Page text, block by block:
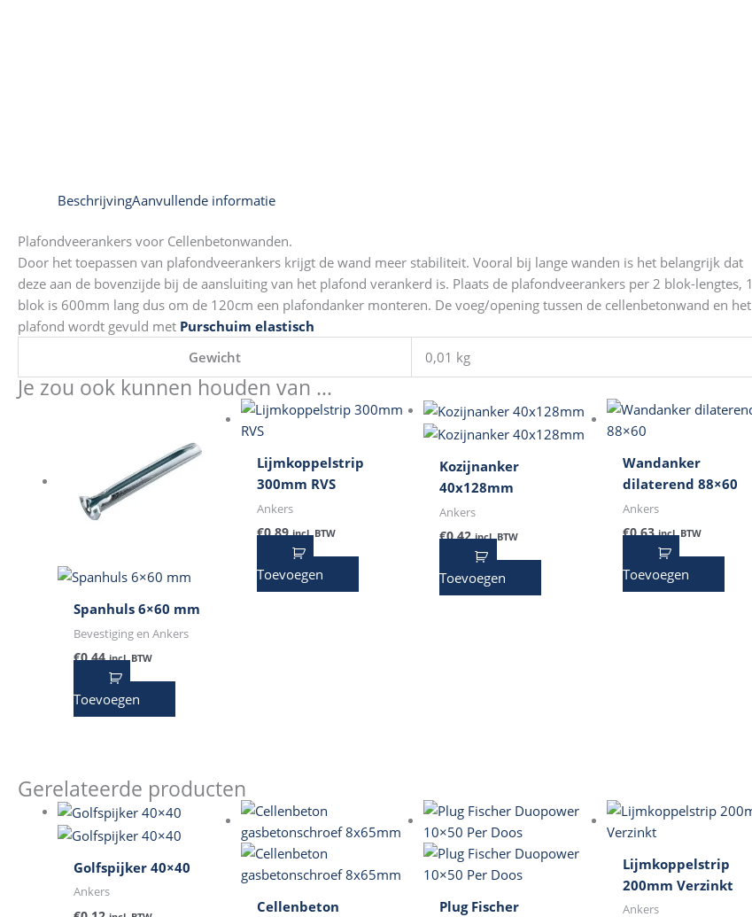
BeschrijvingAanvullende informatie
Plafondveerankers voor Cellenbetonwanden.
Door het toepassen van plafondveerankers krijgt de wand meer stabiliteit. Vooral bij lange wanden is het belangrijk dat
deze aan de bovenzijde bij de aansluiting van het plafond verankerd is. Plaats de plafondveerankers per 2 blok-lengtes, 1
blok is 600mm lang dus om de 120cm een plafondanker monteren. De voeg/opening tussen de cellenbetonwand en het
plafond wordt gevuld met Purschuim elastisch
Gewicht
0,01 kg
Je zou ook kunnen houden van …
Spanhuls 6×60 mm
Bevestiging en Ankers
€0,44 incl. BTW
Toevoegen
Lijmkoppelstrip
300mm RVS
Ankers
€0,89 incl. BTW
Toevoegen
Kozijnanker
40x128mm
Ankers
€0,42 incl. BTW
Toevoegen
Wandanker
dilaterend 88×60
Ankers
€0,63 incl. BTW
Toevoegen
Gerelateerde producten
Golfspijker 40×40
Ankers
Cellenbeton
Plug Fischer
Lijmkoppelstrip
200mm Verzinkt
Ankers